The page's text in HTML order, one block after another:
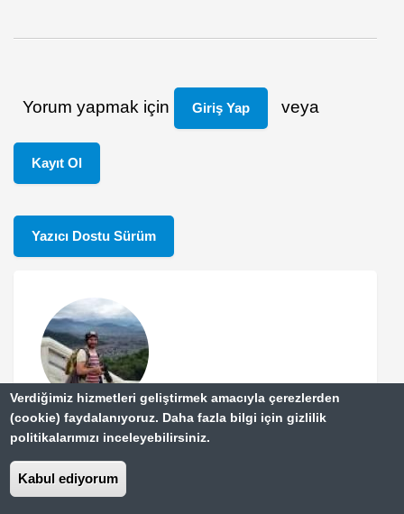
Yorum yapmak için Giriş Yap veya
Kayıt Ol
Yazıcı Dostu Sürüm
Yazar Hakkında
UFUK AKKUŞ
Verdiğimiz hizmetleri geliştirmek amacıyla çerezlerden
(cookie) faydalanıyoruz. Daha fazla bilgi için gizlilik
politikalarımızı inceleyebilirsiniz.
Kabul ediyorum